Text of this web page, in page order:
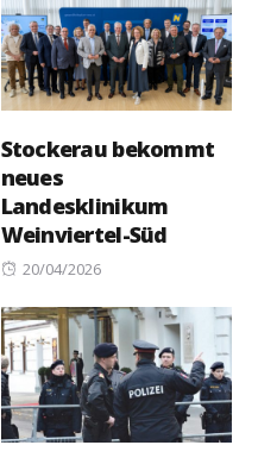
Stockerau bekommt
neues
Landesklinikum
Weinviertel-Süd
Posted
20/04/2026